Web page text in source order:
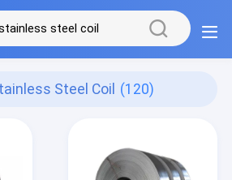
Steel Coil (120)